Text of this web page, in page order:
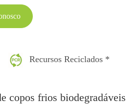
Recursos Reciclados *
copos frios biodegradáveis